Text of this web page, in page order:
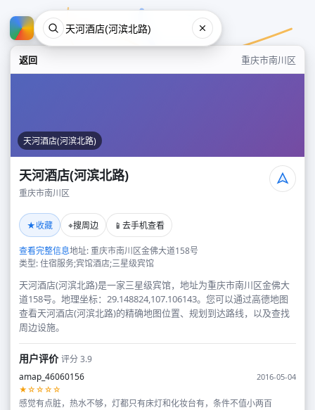
返回 重庆市南川区
天河酒店(河滨北路)
天河酒店(河滨北路)
重庆市南川区
★收藏 ⌖搜周边 📱 去手机查看
查看完整信息地址: 重庆市南川区金佛大道158号
类型: 住宿服务;宾馆酒店;三星级宾馆
天河酒店(河滨北路)是一家三星级宾馆，地址为重庆市南川区金佛大
道158号。地理坐标：29.148824,107.106143。您可以通过高德地图
查看天河酒店(河滨北路)的精确地图位置、规划到达路线，以及查找
周边设施。
用户评价评分 3.9
amap_46060156
2016-05-04
★☆☆☆☆
感觉有点脏，热水不够，灯都只有床灯和化妆台有，条件不值小两百